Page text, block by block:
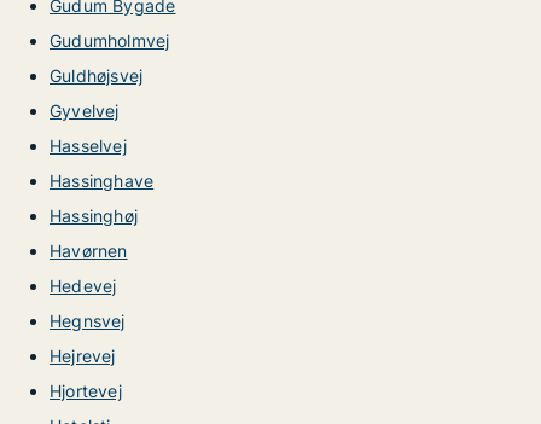
Gudum Bygade
Gudumholmvej
Guldhøjsvej
Gyvelvej
Hasselvej
Hassinghave
Hassinghøj
Havørnen
Hedevej
Hegnsvej
Hejrevej
Hjortevej